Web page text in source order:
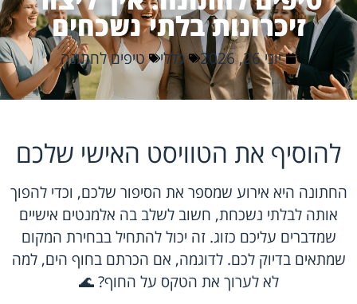
זיכרונות בלתי נשכחים
יוני 26, 2026 כללי טיפים לחתונה
להוסיף את הטוויסט האישי שלכם
החתונה היא אירוע שמספר את הסיפור שלכם, וכדי להפוך
אותה לבלתי נשכחת, חשוב לשלב בה אלמנטים אישיים
שמדברים עליכם כזוג. זה יכול להתחיל בבחירת המקום
שמתאים בדיוק לכם. לדוגמה, אם הכרתם בחוף הים, למה
לא לערוך את הטקס על החוף? 🌊